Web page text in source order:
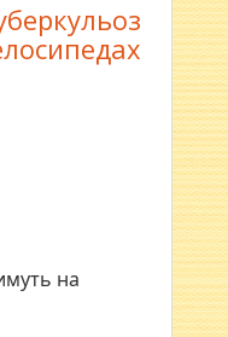
на